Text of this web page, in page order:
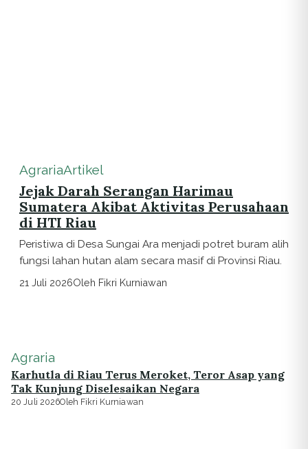
AgrariaArtikel
Jejak Darah Serangan Harimau
Sumatera Akibat Aktivitas Perusahaan
di HTI Riau
Peristiwa di Desa Sungai Ara menjadi potret buram alih
fungsi lahan hutan alam secara masif di Provinsi Riau.
21 Juli 2026Oleh Fikri Kurniawan
Agraria
Karhutla di Riau Terus Meroket, Teror Asap yang
Tak Kunjung Diselesaikan Negara
20 Juli 2026Oleh Fikri Kurniawan